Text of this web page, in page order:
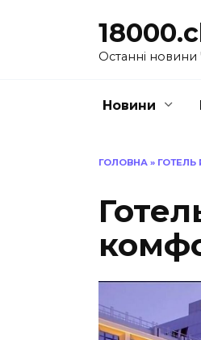
Останні новини
Новини
ГОЛОВНА » ГОТЕЛЬ